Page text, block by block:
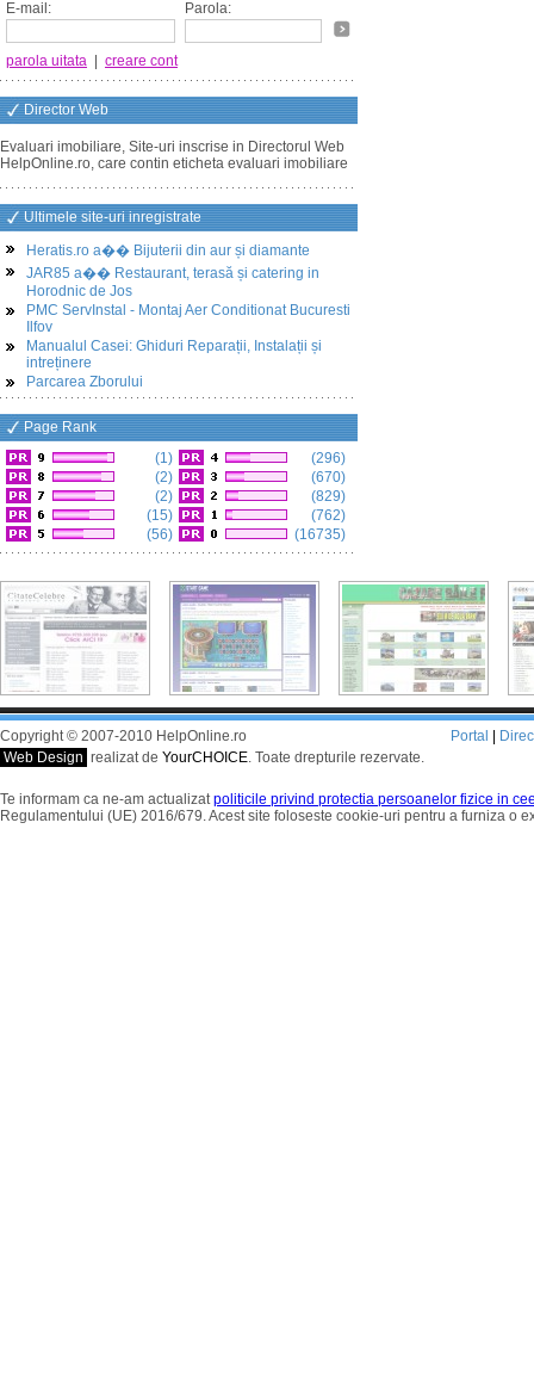
E-mail:
Parola:
parola uitata creare cont
Director Web
Evaluari imobiliare, Site-uri inscrise in Directorul Web
HelpOnline.ro, care contin eticheta evaluari imobiliare
Ultimele site-uri inregistrate
Heratis.ro a�� Bijuterii din aur și diamante
JAR85 a�� Restaurant, terasă și catering in
Horodnic de Jos
PMC ServInstal - Montaj Aer Conditionat Bucuresti
Ilfov
Manualul Casei: Ghiduri Reparații, Instalații și
intreținere
Parcarea Zborului
Page Rank
(1)
(2)
(2)
(15)
(56)
(296)
(670)
(829)
(762)
(16735)
Copyright © 2007-2010 HelpOnline.ro
Web Design realizat de YourCHOICE. Toate drepturile rezervate.
Portal
Te informam ca ne-am actualizatpoliticile privind protectia persoanelor fizice in
Regulamentului (UE) 2016/679. Acest site foloseste cookie-uri pentru a furniza o